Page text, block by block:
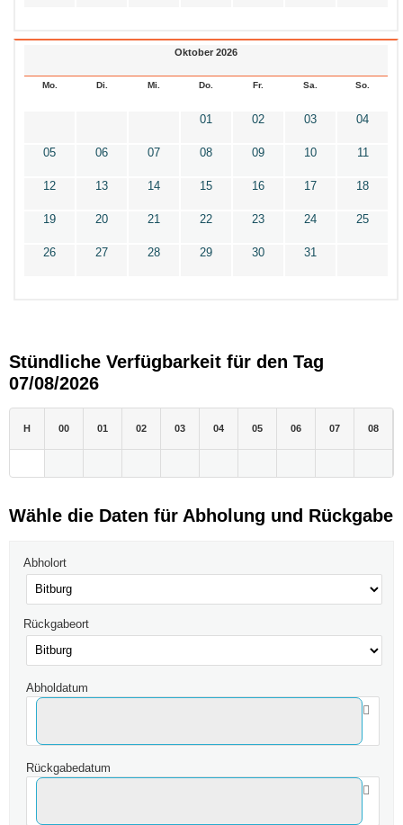
Oktober 2026
Mo. Di. Mi. Do. Fr. Sa. So.
01 02 03 04
05 06 07 08 09 10 11
12 13 14 15 16 17 18
19 20 21 22 23 24 25
26 27 28 29 30 31
Stündliche Verfügbarkeit für den Tag
07/08/2026
H 00 01 02 03 04 05 06 07 08
Wähle die Daten für Abholung und Rückgabe
Abholort
Rückgabeort
Abholdatum
Rückgabedatum